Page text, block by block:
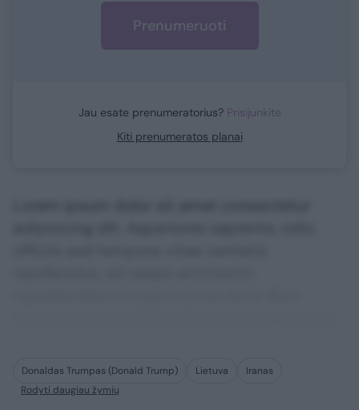
Prenumeruoti
Jau esate prenumeratorius? Prisijunkite
Kiti prenumeratos planai
Donaldas Trumpas (Donald Trump) Lietuva
Iranas
Rodyti daugiau žymių